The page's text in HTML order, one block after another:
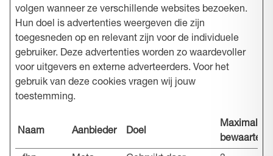
volgen wanneer ze verschillende websites bezoeken.
Hun doel is advertenties weergeven die zijn
toegesneden op en relevant zijn voor de individuele
gebruiker. Deze advertenties worden zo waardevoller
voor uitgevers en externe adverteerders. Voor het
gebruik van deze cookies vragen wij jouw
toestemming.
Naam Aanbieder Doel
Maximale